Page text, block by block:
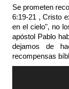
Se prometen
6:19-21 , Cristo
en el cielo", no
apóstol Pablo
dejamos de
recompensas